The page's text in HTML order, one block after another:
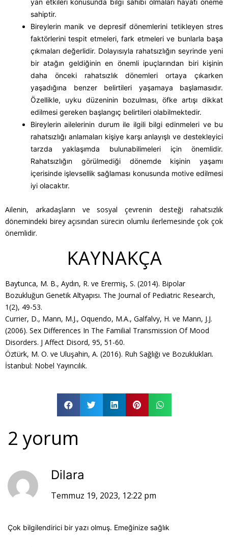
yan etkileri konusunda bilgi sahibi olmaları hayati öneme
sahiptir.
Bireylerin manik ve depresif dönemlerini tetikleyen stres
faktörlerini tespit etmeleri, fark etmeleri ve bunlarla başa
çıkmaları değerlidir. Dolayısıyla rahatsızlığın seyrinde yeni
bir atağın geldiğinin en önemli ipuçlarından biri kişinin
daha önceki rahatsızlık dönemleri ortaya çıkarken
yaşadığına benzer belirtileri yaşamaya başlamasıdır.
Özellikle, uyku düzeninin bozulması, öfke artışı dikkat
edilmesi gereken başlangıç belirtileri olabilmektedir.
Bireylerin ailelerinin durum ile ilgili bilgi edinmeleri ve bu
rahatsızlığı anlamaları kişiye karşı anlayışlı ve destekleyici
tarzda yaklaşımda bulunabilimeleri için önemlidir.
Rahatsızlığın görülmediği dönemde kişinin yaşamı
içerisinde işlevsellik sağlaması konusunda motive edilmesi
iyi olacaktır.
Ailenin, arkadaşların ve sosyal çevrenin desteği rahatsızlık
dönemindeki birey açısından sürecin olumlu ilerlemesinde çok çok
önemlidir.
KAYNAKÇA
Baytunca, M. B., Aydın, R. ve Erermiş, S. (2014). Bipolar
Bozukluğun Genetik Altyapısı. The Journal of Pediatric Research,
1(2), 49-53.
Currier, D., Mann, M.J., Oquendo, M.A., Galfalvy, H. ve Mann, J.J.
(2006). Sex Differences In The Familial Transmission Of Mood
Disorders. J Affect Disord, 95, 51-60.
Öztürk, M. O. ve Uluşahin, A. (2016). Ruh Sağlığı ve Bozuklukları.
İstanbul: Nobel Yayıncılık.
2 yorum
Dilara
Temmuz 19, 2023, 12:22 pm
Çok bilgilendirici bir yazı olmuş. Emeğinize sağlık